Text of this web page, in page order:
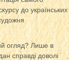
до українських
огляд? Лише в
справді доволі